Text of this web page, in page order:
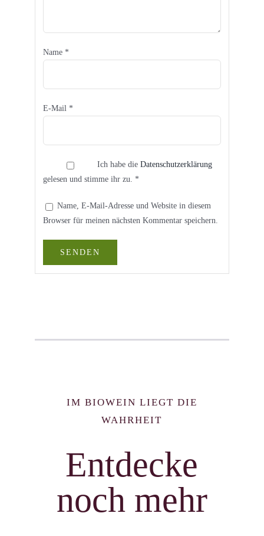
Name *
E-Mail *
Ich habe die Datenschutzerklärung
gelesen und stimme ihr zu. *
Name, E-Mail-Adresse und Website in diesem
Browser für meinen nächsten Kommentar speichern.
IM BIOWEIN LIEGT DIE
WAHRHEIT
Entdecke
noch mehr